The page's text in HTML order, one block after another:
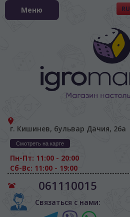
RU
г. Кишинев, бульвар Дачия, 26а
Смотреть на карте
Пн-Пт: 11:00 - 20:00
Сб-Вс: 11:00 - 19:00
061110015
Связаться с нами:
Меню
ЯЗЫК САЙТА / LIMBA SITE-ULUI